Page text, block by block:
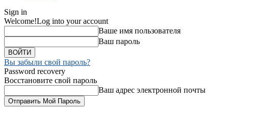
Sign in
Welcome!Log into your account
Ваше имя пользователя
Ваш пароль
Вы забыли свой пароль?
Password recovery
Восстановите свой пароль
Ваш адрес электронной почты